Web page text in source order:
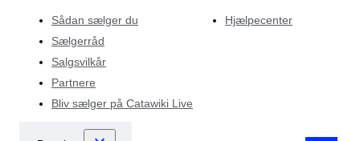
Sådan sælger du
Sælgerråd
Salgsvilkår
Partnere
Bliv sælger på Catawiki Live
Hjælpecenter